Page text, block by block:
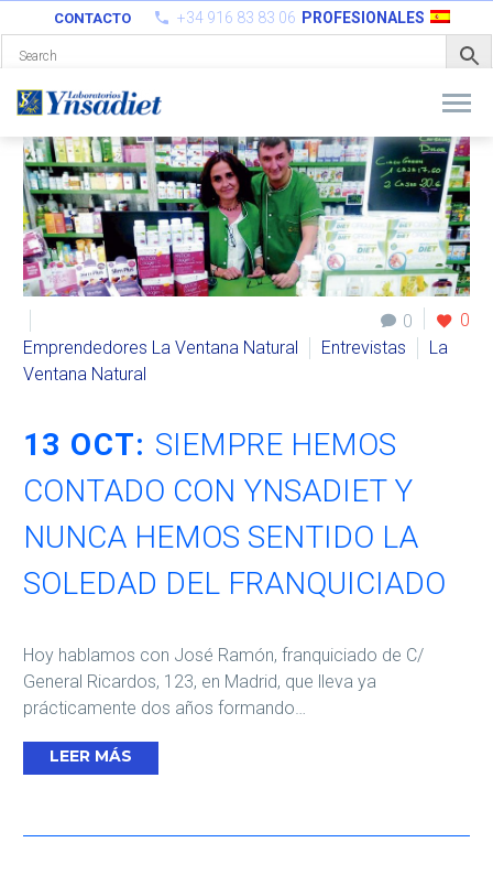
CONTACTO +34 916 83 83 06 PROFESIONALES
0
0
Emprendedores La Ventana Natural
Entrevistas
La
Ventana Natural
13 OCT: SIEMPRE HEMOS
CONTADO CON YNSADIET Y
NUNCA HEMOS SENTIDO LA
SOLEDAD DEL FRANQUICIADO
Hoy hablamos con José Ramón, franquiciado de C/
General Ricardos, 123, en Madrid, que lleva ya
prácticamente dos años formando…
LEER MÁS